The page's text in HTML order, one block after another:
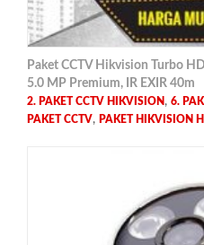
Paket CCTV Hikvision Turbo HD
5.0 MP Premium, IR EXIR 40m
2. PAKET CCTV HIKVISION , 6.
PAKET CCTV, PAKET HIKVISION